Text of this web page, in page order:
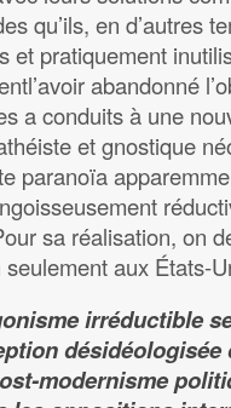
qu’ils, en d’autres
et pratiquement
abandonné
a conduits à une
et gnostique
paranoïa
sa réalisation, on
aux États-
irréductible
désidéologisée
modernisme